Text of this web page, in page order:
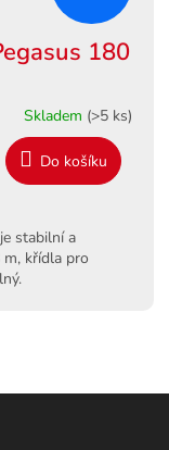
180
Skladem (>5 ks)
Do košíku
stabilní a
křídla pro